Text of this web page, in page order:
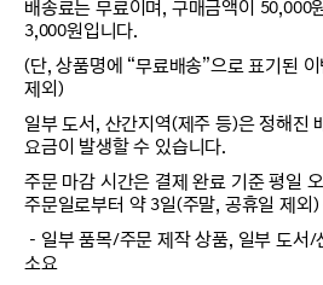
배송료는 무료이며, 구매금액이 50,000
3,000원입니다.
(단, 상품명에 “무료배송”으로 표기된
제외)
일부 도서, 산간지역(제주 등)은 정해진
요금이 발생할 수 있습니다.
주문 마감 시간은 결제 완료 기준 평일
주문일로부터 약 3일(주말, 공휴일 제외
－일부 품목/주문 제작 상품, 일부 도서
소요